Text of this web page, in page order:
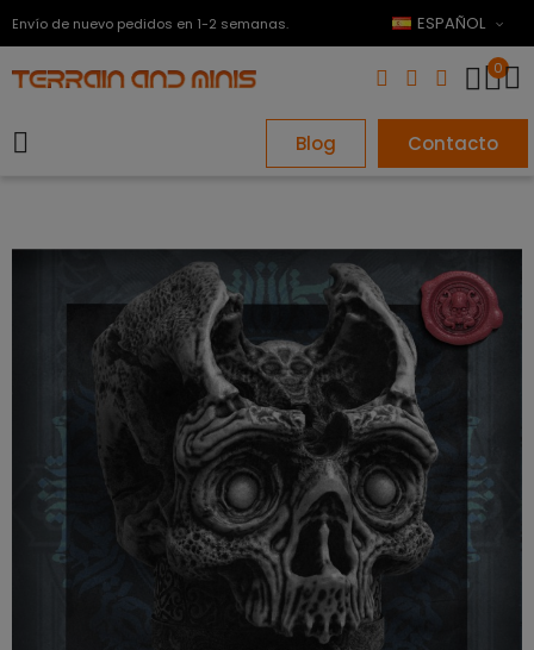
Envío de nuevo pedidos en 1-2 semanas. ESPAÑOL
0
Blog Contacto